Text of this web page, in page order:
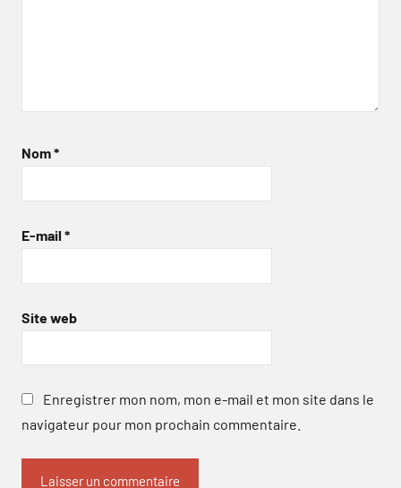
Nom*
E-mail *
Site web
Enregistrer mon nom, mon e-mail et mon site dans le
navigateur pour mon prochain commentaire.